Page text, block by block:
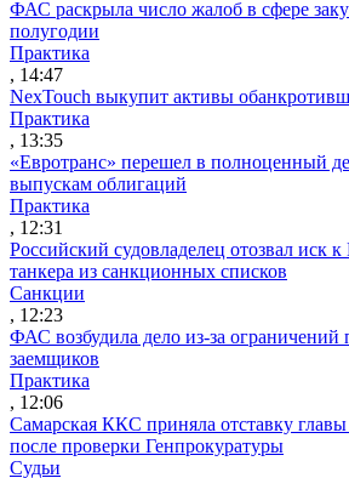
ФАС раскрыла число жалоб в сфере
полугодии
Практика
, 14:47
NexTouch выкупит активы
Практика
, 13:35
«Евротранс» перешел в полноценный
выпускам облигаций
Практика
, 12:31
Российский судовладелец отозвал иск
танкера из санкционных списков
Санкции
, 12:23
ФАС возбудила дело из-за ограничений
заемщиков
Практика
, 12:06
Самарская ККС приняла отставку
после проверки Генпрокуратуры
Судьи